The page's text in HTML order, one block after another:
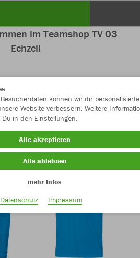
im Teamshop TV 03
Echzell
Farbe können wir dir personalisierte
Website verbessern. Weitere
in den Einstellungen.
Alle akzeptieren
Alle ablehnen
mehr Infos
Datenschutz
Impressum